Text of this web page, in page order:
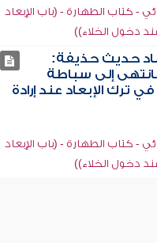
كتاب الطهارة - (باب الإبعاد
دخول الخلاء))
حديث حذيفة:
إلى سباطة
ترك الإبعاد عند إرادة
كتاب الطهارة - (باب الإبعاد
دخول الخلاء))